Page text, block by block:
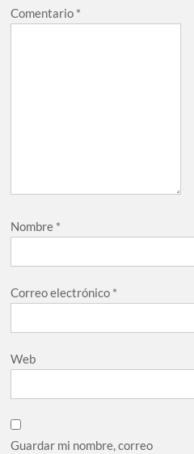
Comentario *
Nombre *
Correo electrónico *
Web
Guardar mi nombre, correo